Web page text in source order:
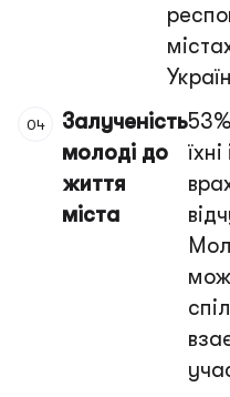
Залученість
молоді до
життя
міста